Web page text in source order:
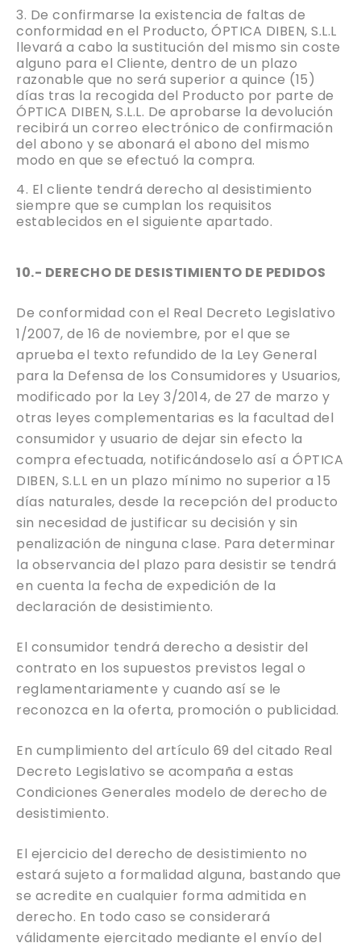
De confirmarse la existencia de faltas de
conformidad en el Producto, ÓPTICA DIBEN, S.L.L
llevará a cabo la sustitución del mismo sin coste
alguno para el Cliente, dentro de un plazo
razonable que no será superior a quince (15)
días tras la recogida del Producto por parte de
ÓPTICA DIBEN, S.L.L. De aprobarse la devolución
recibirá un correo electrónico de confirmación
del abono y se abonará el abono del mismo
modo en que se efectuó la compra.
El cliente tendrá derecho al desistimiento
siempre que se cumplan los requisitos
establecidos en el siguiente apartado.
10.- DERECHO DE DESISTIMIENTO DE PEDIDOS
De conformidad con el Real Decreto Legislativo
1/2007, de 16 de noviembre, por el que se
aprueba el texto refundido de la Ley General
para la Defensa de los Consumidores y Usuarios,
modificado por la Ley 3/2014, de 27 de marzo y
otras leyes complementarias es la facultad del
consumidor y usuario de dejar sin efecto la
compra efectuada, notificándoselo así a ÓPTICA
DIBEN, S.L.L en un plazo mínimo no superior a 15
días naturales, desde la recepción del producto
sin necesidad de justificar su decisión y sin
penalización de ninguna clase. Para determinar
la observancia del plazo para desistir se tendrá
en cuenta la fecha de expedición de la
declaración de desistimiento.
El consumidor tendrá derecho a desistir del
contrato en los supuestos previstos legal o
reglamentariamente y cuando así se le
reconozca en la oferta, promoción o publicidad.
En cumplimiento del artículo 69 del citado Real
Decreto Legislativo se acompaña a estas
Condiciones Generales modelo de derecho de
desistimiento.
El ejercicio del derecho de desistimiento no
estará sujeto a formalidad alguna, bastando que
se acredite en cualquier forma admitida en
derecho. En todo caso se considerará
válidamente ejercitado mediante el envío del